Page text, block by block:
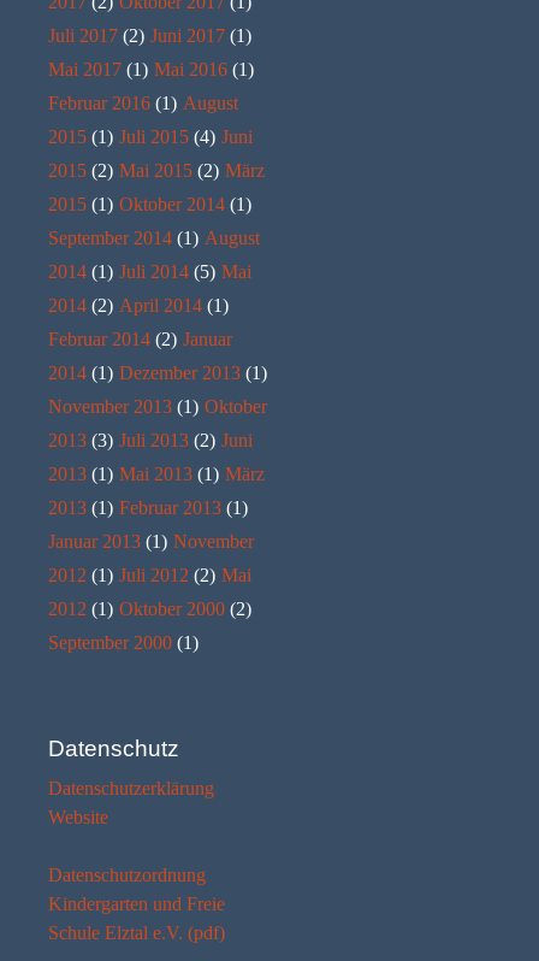
Juli 2017 (2) Juni 2017 (1)
Mai 2017 (1) Mai 2016 (1)
Februar 2016 (1) August
2015 (1) Juli 2015 (4) Juni
2015 (2) Mai 2015 (2) März
2015 (1) Oktober 2014 (1)
September 2014 (1) August
2014 (1) Juli 2014 (5) Mai
2014 (2) April 2014 (1)
Februar 2014 (2) Januar
2014 (1) Dezember 2013 (1)
November 2013 (1) Oktober
2013 (3) Juli 2013 (2) Juni
2013 (1) Mai 2013 (1) März
2013 (1) Februar 2013 (1)
Januar 2013 (1) November
2012 (1) Juli 2012 (2) Mai
2012 (1) Oktober 2000 (2)
September 2000 (1)
Datenschutz
Datenschutzerklärung
Website
Datenschutzordnung
Kindergarten und Freie
Schule Elztal e.V. (pdf)